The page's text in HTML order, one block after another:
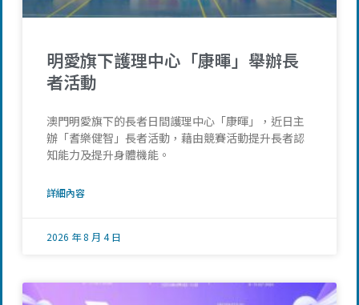
明愛旗下護理中心「康暉」舉辦長
者活動
澳門明愛旗下的長者日間護理中心「康暉」，近日主
辦「耆樂健智」長者活動，藉由競賽活動提升長者認
知能力及提升身體機能。
詳細內容
2026 年 8 月 4 日